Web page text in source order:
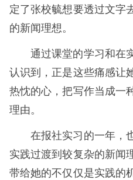
定了张校毓想要透过文字
的新闻理想。
通过课堂的学习和在
认识到，正是这些痛感让
热忱的心，把写作当成一
理由。
在报社实习的一年，
实践过渡到较复杂的新闻
带给她的不仅仅是实践的